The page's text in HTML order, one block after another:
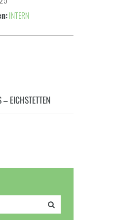
INTERN
– EICHSTETTEN